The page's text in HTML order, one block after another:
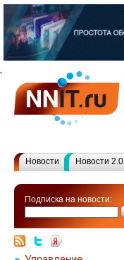
Новости Новости 2.0
Подписка на новости: